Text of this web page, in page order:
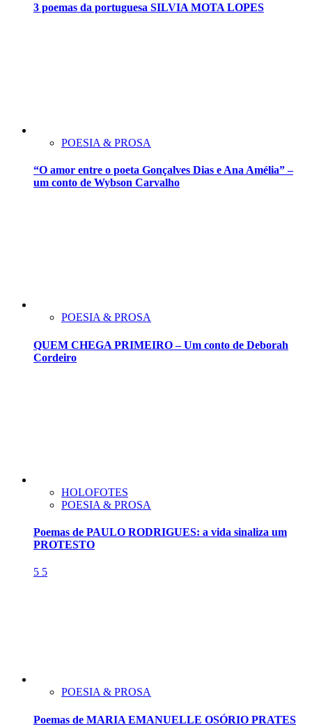
3 poemas da portuguesa SILVIA MOTA LOPES
POESIA & PROSA
“O amor entre o poeta Gonçalves Dias e Ana Amélia” –
um conto de Wybson Carvalho
POESIA & PROSA
QUEM CHEGA PRIMEIRO – Um conto de Deborah
Cordeiro
HOLOFOTES
POESIA & PROSA
Poemas de PAULO RODRIGUES: a vida sinaliza um
PROTESTO
5 5
POESIA & PROSA
Poemas de MARIA EMANUELLE OSÓRIO PRATES